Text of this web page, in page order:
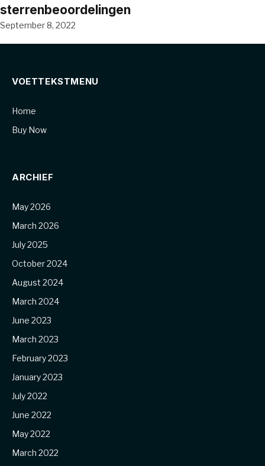
sterrenbeoordelingen
September 8, 2022
VOETTEKSTMENU
Home
Buy Now
ARCHIEF
May 2026
March 2026
July 2025
October 2024
August 2024
March 2024
June 2023
March 2023
February 2023
January 2023
July 2022
June 2022
May 2022
March 2022